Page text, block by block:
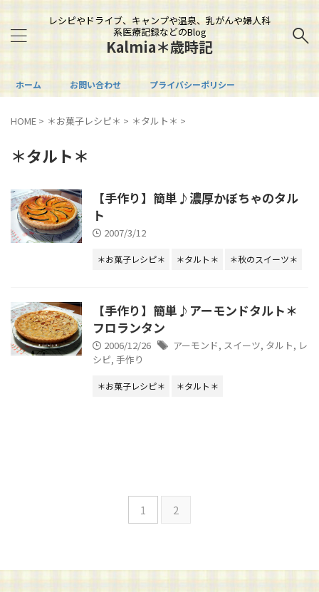
レシピやドライブ、キャンプや温泉、乳がんや婦人科
系医療記録などのBlog
Kalmia＊歳時記
ホーム お問い合わせ プライバシーポリシー
HOME > ＊お菓子レシピ＊ > ＊タルト＊ >
＊タルト＊
【手作り】簡単♪濃厚かぼちゃのタル
ト
2007/3/12
＊お菓子レシピ＊ ＊タルト＊ ＊秋のスイーツ＊
【手作り】簡単♪アーモンドタルト＊
フロランタン
2006/12/26 アーモンド, スイーツ, タルト, レ
シピ, 手作り
＊お菓子レシピ＊ ＊タルト＊
1 2